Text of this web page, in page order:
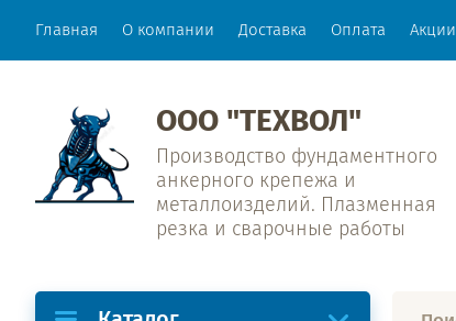
Главная О компании Доставка Оплата Акции
ООО "ТЕХВОЛ"
Производство фундаментного
анкерного крепежа и
металлоизделий. Плазменная
резка и сварочные работы